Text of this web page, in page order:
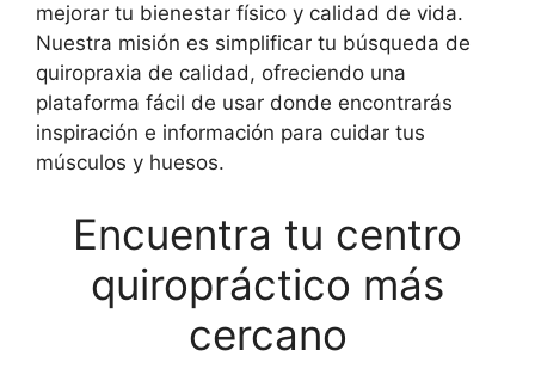
mejorar tu bienestar físico y calidad de vida.
Nuestra misión es simplificar tu búsqueda de
quiropraxia de calidad, ofreciendo una
plataforma fácil de usar donde encontrarás
inspiración e información para cuidar tus
músculos y huesos.
Encuentra tu centro
quiropráctico más
cercano